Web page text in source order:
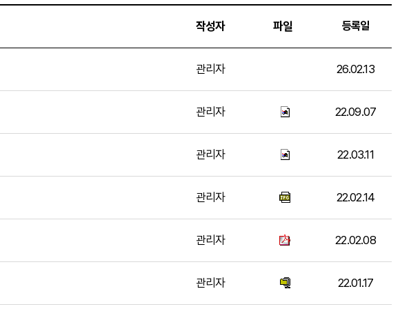
작성자 파일 등록일
관리자 26.02.13
관리자 22.09.07
관리자 22.03.11
관리자 22.02.14
관리자 22.02.08
관리자 22.01.17